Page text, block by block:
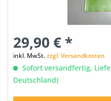
29,90 € *
inkl. MwSt.zzgl. Versandkosten
Sofort versandfertig,
Deutschland)